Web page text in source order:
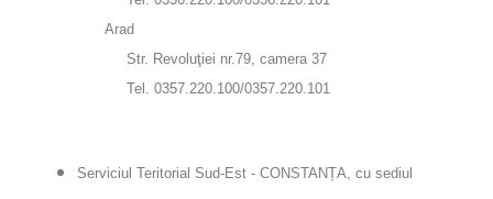
Arad
Str. Revoluţiei nr.79, camera 37
Tel. 0357.220.100/0357.220.101
Serviciul Teritorial Sud-Est - CONSTANȚA, cu sediul